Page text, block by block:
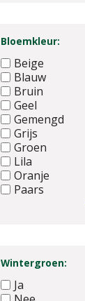
Bloemkleur:
Beige
Blauw
Bruin
Geel
Gemengd
Grijs
Groen
Lila
Oranje
Paars
Wintergroen:
Ja